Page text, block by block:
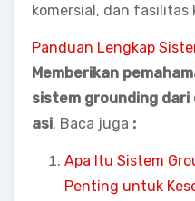
komersial, dan fasilitas
Panduan Lengkap
Memberikan
sistem grounding
asi. Baca juga :
Apa Itu Sistem
Penting untuk